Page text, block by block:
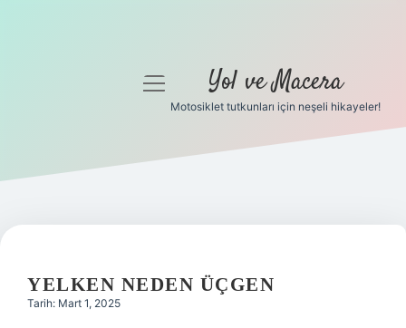
Gizlilik Politikası
Yasal Uyarı
menüyü
Yol ve Macera
Motosiklet tutkunları için neşeli hikayeler!
YELKEN NEDEN ÜÇGEN
Tarih: Mart 1, 2025